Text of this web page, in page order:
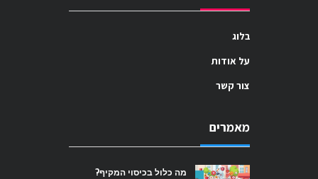
בלוג
על אודות
צור קשר
מאמרים
מה כלול בכיסוי המקיף?